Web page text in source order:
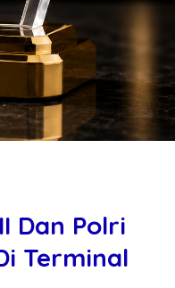
Dan Polri
Terminal